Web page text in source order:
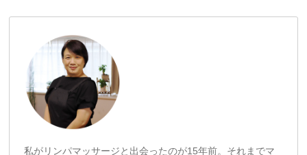
私がリンパマッサージと出会ったのが15年前。それまでマ